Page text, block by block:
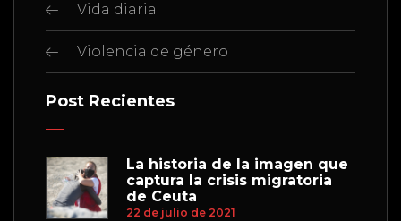
Vida diaria
Violencia de género
Post Recientes
La historia de la imagen que
captura la crisis migratoria
de Ceuta
22 de julio de 2021